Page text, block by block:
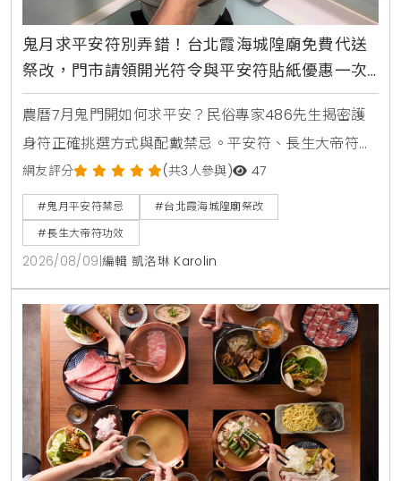
鬼月求平安符別弄錯！台北霞海城隍廟免費代送
祭改，門市請領開光符令與平安符貼紙優惠一次
看
農曆7月鬼門開如何求平安？民俗專家486先生揭密護
身符正確挑選方式與配戴禁忌。平安符、長生大帝符與
太上老君大八卦護身符用途大不同，並提醒護身符碰水
會失效。台北霞海城隍廟祭改服務與開光符令請領資訊
一次看。
網友評分 (共3人參與) 47
#鬼月平安符禁忌
#台北霞海城隍廟祭改
#長生大帝符功效
2026/08/09 編輯 凱洛琳 Karolin